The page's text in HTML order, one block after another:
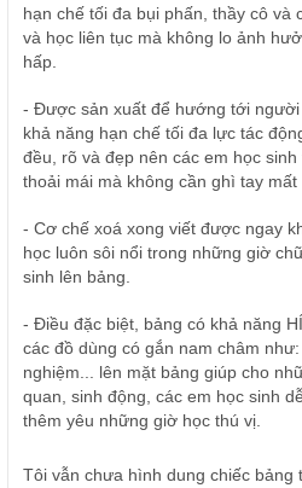
hạn chế tối đa bụi phấn, thầy cô và
và học liên tục mà không lo ảnh
hấp.
- Được sản xuất để hướng tới người
khả năng hạn chế tối đa lực tác
đều, rõ và đẹp nên các em học
thoải mái mà không cần ghì tay mất
- Cơ chế xoá xong viết được ngay
học luôn sôi nổi trong những giờ
sinh lên bảng.
- Điều đặc biệt, bảng có khả năng
các đồ dùng có gắn nam châm
nghiệm... lên mặt bảng giúp cho
quan, sinh động, các em học sinh
thêm yêu những giờ học thú vị.
Tôi vẫn chưa hình dung chiếc